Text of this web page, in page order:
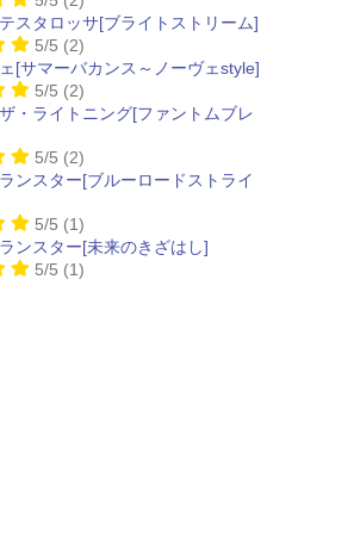
スタロッサ[ブライトストリーム]
5/5 (2)
[サマーバカンス～ノーヴェstyle]
5/5 (2)
・ライトニング[ファントムブレ
5/5 (2)
ンスター[ブルーロードストライ
5/5 (1)
ンスター[未来のきざはし]
5/5 (1)